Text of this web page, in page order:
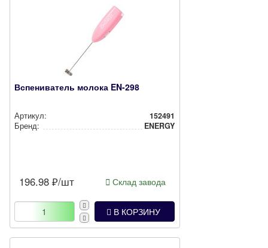
Вспениватель молока EN-298
Артикул:
152491
Бренд:
ENERGY
196.98 ₽/шт Склад завода
В КОРЗИНУ